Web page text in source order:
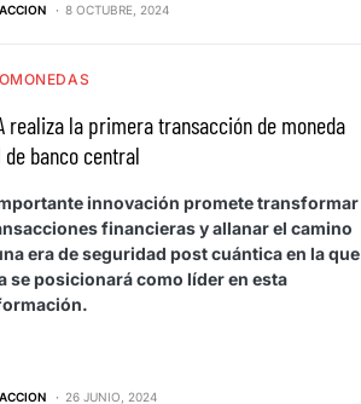
8 OCTUBRE, 2024
realiza la primera transacción de moneda
banco central
innovación promete transformar
financieras y allanar el camino
era de seguridad post cuántica en la que
se posicionará como líder en esta
26 JUNIO, 2024